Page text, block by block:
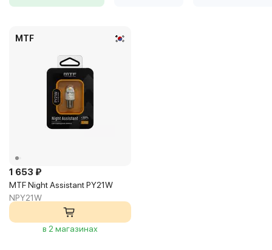
MTF
1 653 ₽
MTF Night Assistant PY21W
NPY21W
в 2 магазинах